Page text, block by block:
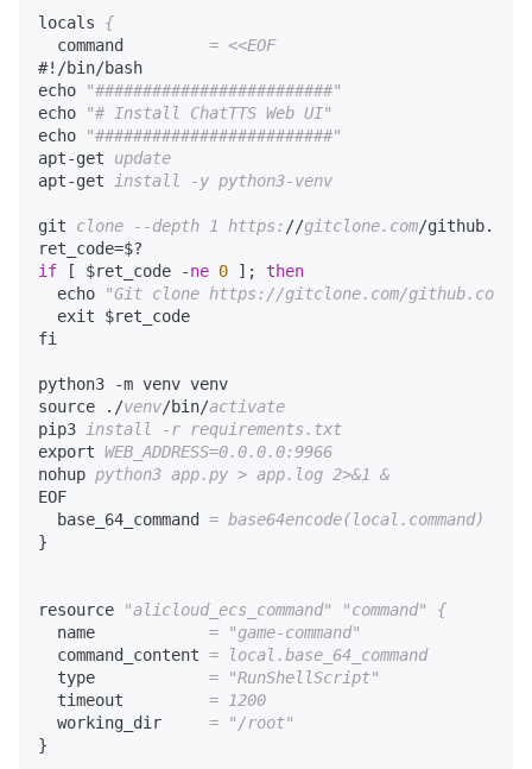
locals {
  command
= <<EOF
#!/bin/bash
echo
"#########################"
echo
"# Install ChatTTS Web UI"
echo
"#########################"
apt-get update
apt-get
install -y python3-venv
git clone --depth 1 https: //gitclone.com/github.com/
if [ $ret_code -ne 0 ]; then
  echo
"Git clone https://gitclone.com/github.com/
  exit $ret_code
fi
python3 -m venv venv
source ./venv/bin/activate
pip3
install -r requirements.txt
export WEB_ADDRESS=0.0.0.0:9966
nohup python3 app.py > app.log 2>&1 &
EOF
  base_64_command
= base64encode(local.command)
}
resource "alicloud_ecs_command" "command"
{
  name
=
"game-command"
  command_content
= local.base_64_command
  type
=
"RunShellScript"
  timeout
= 1200
  working_dir
=
"/root"
}